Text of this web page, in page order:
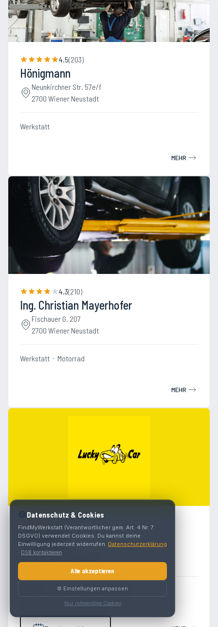
4.5(203)
Hönigmann
Neunkirchner Str. 57e/f
2700 Wiener Neustadt
Werkstatt
MEHR
4.3(210)
Ing. Christian Mayerhofer
Fischauer G. 207
2700 Wiener Neustadt
Werkstatt Motorrad
MEHR
4.7 (
Lucky Car
Grazer Str. 31
2700 Wiener Neustadt
Lackierer Steinschlag
🍪Datenschutz & Cookies
FindMyWerkstatt (Verantwortlicher gem. Art. 4 Nr. 7
DSGVO) verwendet Cookies. Du kannst deine
Einwilligung jederzeit widerrufen. Datenschutzerklärung
· DSB kontaktieren
Alle akzeptieren
⚙️ Einstellungen anpassen
Nur notwendige Cookies